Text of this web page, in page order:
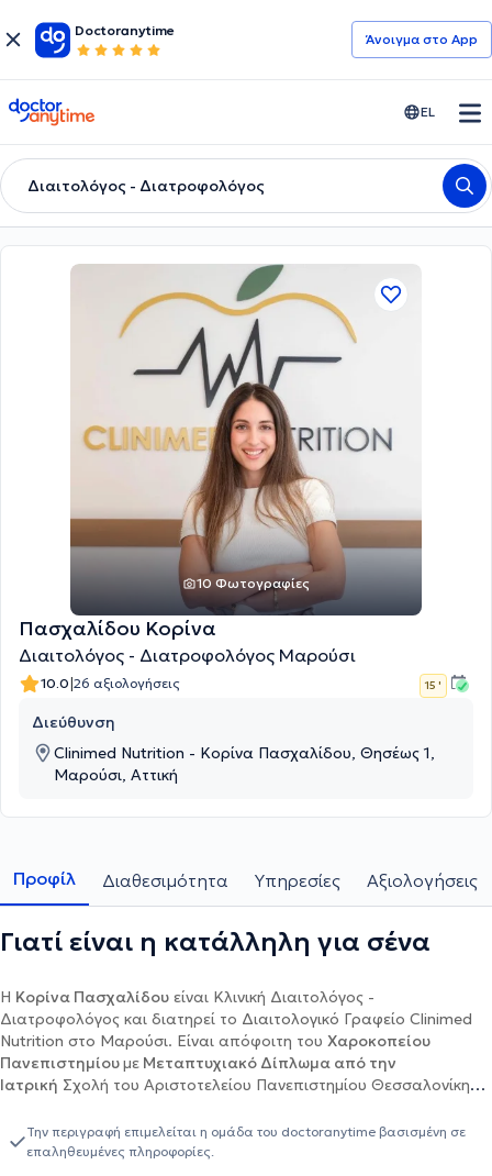
Doctoranytime
Άνοιγμα στο App
doctoranytime EL
Διαιτολόγος - Διατροφολόγος
10 Φωτογραφίες
Πασχαλίδου Κορίνα
Διαιτολόγος - Διατροφολόγος Μαρούσι
10.0|26 αξιολογήσεις 15 '
Διεύθυνση
Clinimed Nutrition - Κορίνα Πασχαλίδου, Θησέως 1,
Μαρούσι, Αττική
Προφίλ Διαθεσιμότητα Υπηρεσίες Αξιολογήσεις
Γιατί είναι η κατάλληλη για σένα
Η Κορίνα Πασχαλίδου είναι Κλινική Διαιτολόγος -
Διατροφολόγος και διατηρεί το Διαιτολογικό Γραφείο Clinimed
Nutrition στο Μαρούσι. Είναι απόφοιτη του Χαροκοπείου
Πανεπιστημίουμε Μεταπτυχιακό Δίπλωμα από την
Ιατρική Σχολή του Αριστοτελείου Πανεπιστημίου Θεσσαλονίκης
της εργασία μελέτησε τη γενετική προδιάθεση της παχυσαρκίας
και το ρόλο της φυσικής δραστηριότητας, συμμετέχοντας ως
Την περιγραφή επιμελείται η ομάδα του doctoranytime βασισμένη σε
επαληθευμένες πληροφορίες.